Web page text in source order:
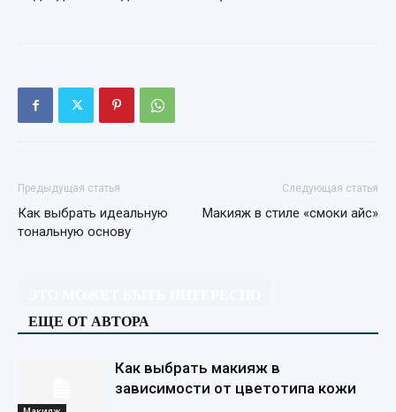
Предыдущая статья
Как выбрать идеальную
тональную основу
Следующая статья
Макияж в стиле «смоки айс»
ЕЩЕ ОТ АВТОРА
Как выбрать макияж в
зависимости от цветотипа кожи